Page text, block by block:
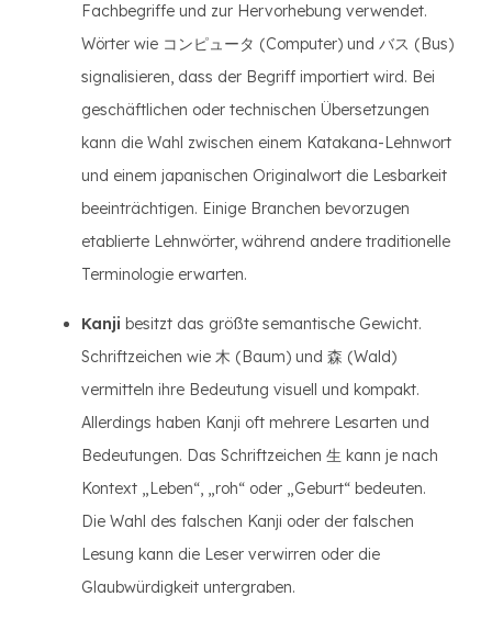
Fachbegriffe und zur Hervorhebung verwendet.
Wörter wie コンピュータ (Computer) und バス (Bus)
signalisieren, dass der Begriff importiert wird. Bei
geschäftlichen oder technischen Übersetzungen
kann die Wahl zwischen einem Katakana-Lehnwort
und einem japanischen Originalwort die Lesbarkeit
beeinträchtigen. Einige Branchen bevorzugen
etablierte Lehnwörter, während andere traditionelle
Terminologie erwarten.
Kanji besitzt das größte semantische Gewicht.
Schriftzeichen wie 木 (Baum) und 森 (Wald)
vermitteln ihre Bedeutung visuell und kompakt.
Allerdings haben Kanji oft mehrere Lesarten und
Bedeutungen. Das Schriftzeichen 生 kann je nach
Kontext „Leben“, „roh“ oder „Geburt“ bedeuten.
Die Wahl des falschen Kanji oder der falschen
Lesung kann die Leser verwirren oder die
Glaubwürdigkeit untergraben.